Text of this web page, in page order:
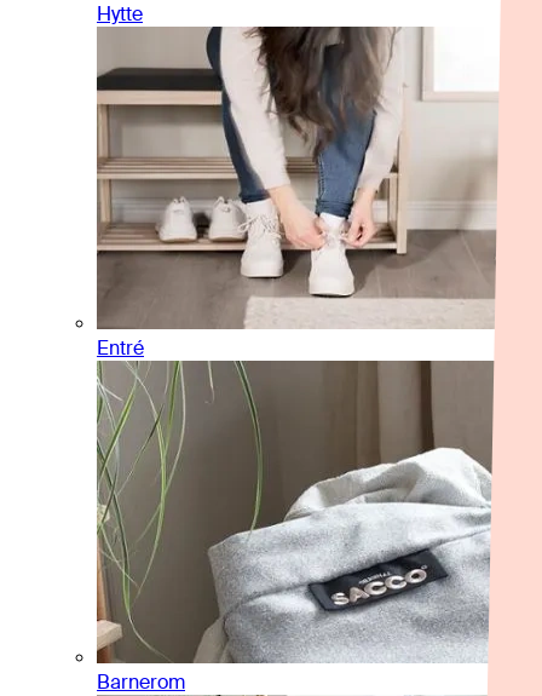
Hytte
Entré
Barnerom